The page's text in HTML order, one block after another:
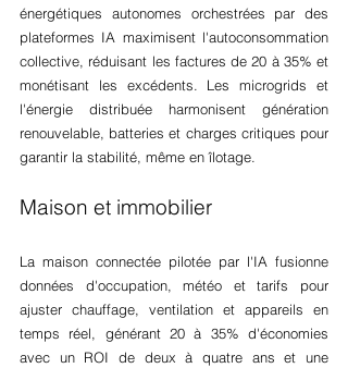
énergétiques autonomes orchestrées par des
plateformes IA maximisent l'autoconsommation
collective, réduisant les factures de 20 à 35% et
monétisant les excédents. Les microgrids et
l'énergie distribuée harmonisent génération
renouvelable, batteries et charges critiques pour
garantir la stabilité, même en îlotage.
Maison et immobilier
La maison connectée pilotée par l'IA fusionne
données d'occupation, météo et tarifs pour
ajuster chauffage, ventilation et appareils en
temps réel, générant 20 à 35% d'économies
avec un ROI de deux à quatre ans et une